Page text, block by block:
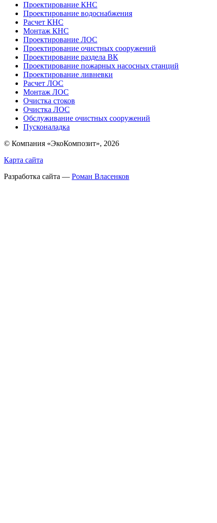
Проектирование КНС
Проектирование водоснабжения
Расчет КНС
Монтаж КНС
Проектирование ЛОС
Проектирование очистных сооружений
Проектирование раздела ВК
Проектирование пожарных насосных станций
Проектирование ливневки
Расчет ЛОС
Монтаж ЛОС
Очистка стоков
Очистка ЛОС
Обслуживание очистных сооружений
Пусконаладка
© Компания «ЭкоКомпозит», 2026
Карта сайта
Разработка сайта — Роман Власенков